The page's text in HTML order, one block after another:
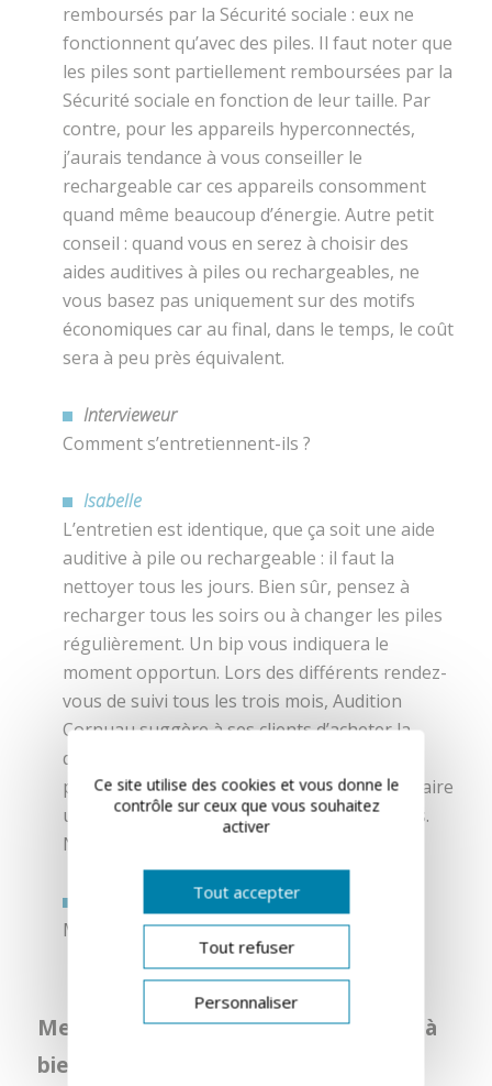
remboursés par la Sécurité sociale : eux ne
fonctionnent qu’avec des piles. Il faut noter que
les piles sont partiellement remboursées par la
Sécurité sociale en fonction de leur taille. Par
contre, pour les appareils hyperconnectés,
j’aurais tendance à vous conseiller le
rechargeable car ces appareils consomment
quand même beaucoup d’énergie. Autre petit
conseil : quand vous en serez à choisir des
aides auditives à piles ou rechargeables, ne
vous basez pas uniquement sur des motifs
économiques carau final, dans le temps, le coût
sera à peu près équivalent.
Intervieweur
Comment s’entretiennent-ils ?
Isabelle
L’entretien est identique, que ça soit une aide
auditive à pile ou rechargeable : il faut la
nettoyer tous les jours. Bien sûr, pensez à
recharger tous les soirs ou à changer les piles
régulièrement. Un bip vous indiquera le
moment opportun. Lors des différents rendez-
vous de suivi tous les trois mois, Audition
Cornuau suggère à ses clients d’acheter la
quantité de piles suffisante pour les trois
prochains mois. Nous en profiterons pour faire
un nettoyage complet de vos aides auditives.
Nous sommes là pour vous faciliter la vie.
Merci Isabelle.
Merci d’avoir suivi cette interview et à
bientôt pour un prochain épisode de
Ce site utilise des cookies et vous donne le
contrôle sur ceux que vous souhaitez
activer
Tout accepter
Tout refuser
Personnaliser